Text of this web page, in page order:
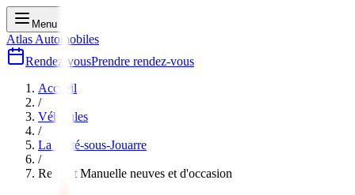
Menu
Atlas Automobiles
Rendez-vousPrendre rendez-vous
Accueil
/
Véhicules
/
La Ferté-sous-Jouarre
/
Renault Manuelle neuves et d'occasion